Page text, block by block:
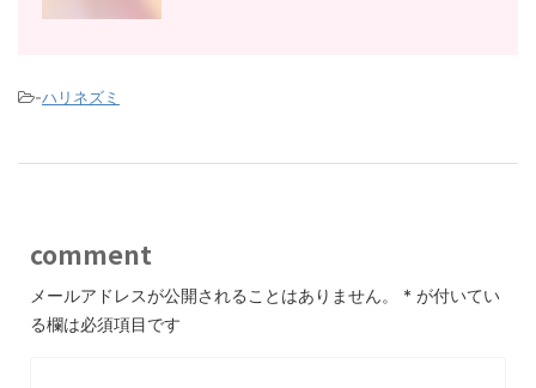
-ハリネズミ
comment
メールアドレスが公開されることはありません。 * が付いてい
る欄は必須項目です